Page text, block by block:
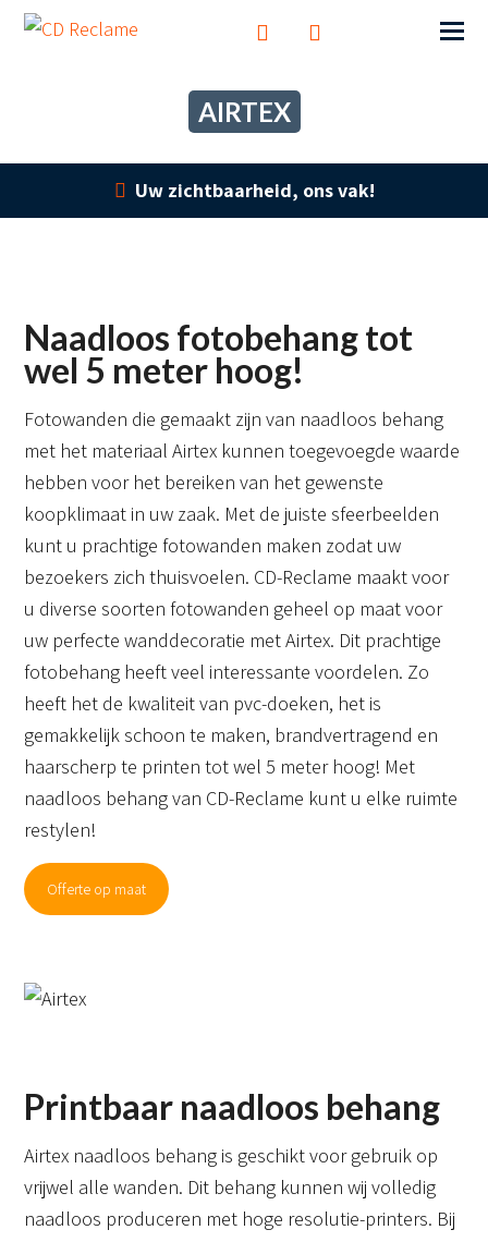
AIRTEX
Uw zichtbaarheid, ons vak!
Naadloos fotobehang tot
wel 5 meter hoog!
Fotowanden die gemaakt zijn van naadloos behang
met het materiaal Airtex kunnen toegevoegde waarde
hebben voor het bereiken van het gewenste
koopklimaat in uw zaak. Met de juiste sfeerbeelden
kunt u prachtige fotowanden maken zodat uw
bezoekers zich thuisvoelen. CD-Reclame maakt voor
u diverse soorten fotowanden geheel op maat voor
uw perfecte wanddecoratie met Airtex. Dit prachtige
fotobehang heeft veel interessante voordelen. Zo
heeft het de kwaliteit van pvc-doeken, het is
gemakkelijk schoon te maken, brandvertragend en
haarscherp te printen tot wel 5 meter hoog! Met
naadloos behang van CD-Reclame kunt u elke ruimte
restylen!
Offerte op maat
Printbaar naadloos behang
Airtex naadloos behang is geschikt voor gebruik op
vrijwel alle wanden. Dit behang kunnen wij volledig
naadloos produceren met hoge resolutie-printers. Bij